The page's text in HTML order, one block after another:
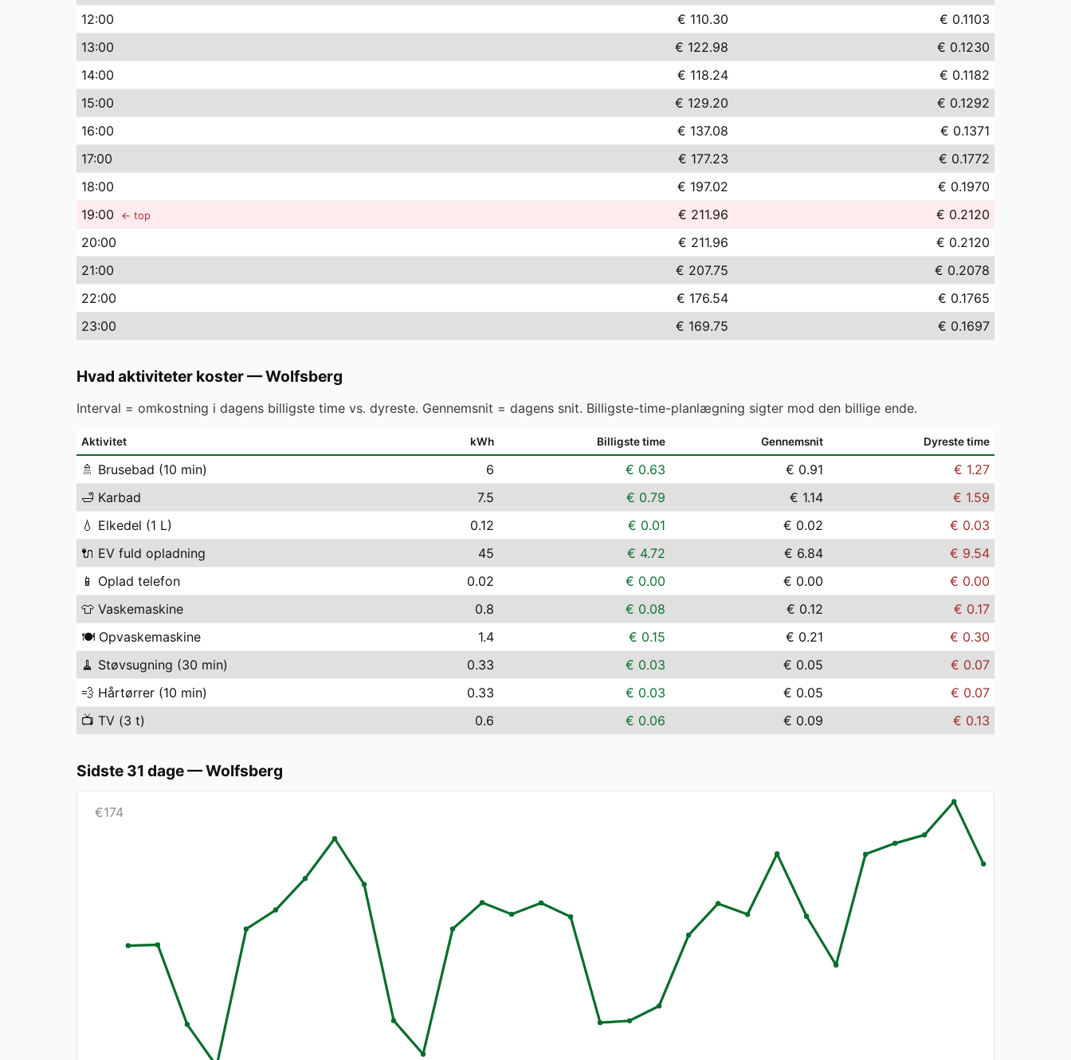
12:00 € 110.30
€ 0.1103
13:00 € 122.98
€ 0.1230
14:00 € 118.24
€ 0.1182
15:00 € 129.20
€ 0.1292
16:00 € 137.08
€ 0.1371
17:00 € 177.23
€ 0.1772
18:00 € 197.02
€ 0.1970
19:00 ← top € 211.96
€ 0.2120
20:00 € 211.96
€ 0.2120
21:00 € 207.75
€ 0.2078
22:00 € 176.54
€ 0.1765
23:00 € 169.75 € 0.1697
Hvad aktiviteter koster—Wolfsberg
Interval = omkostning i dagens billigste time vs. dyreste. Gennemsnit = dagens snit. Billigste-time-planlægning sigter mod den billige ende.
Aktivitet kWh Billigste time Gennemsnit Dyreste time
🚿 Brusebad (10 min) 6 € 0.63 € 0.91
€ 1.27
🛁 Karbad 7.5 € 0.79 € 1.14
€ 1.59
💧 Elkedel (1 L) 0.12 € 0.01 € 0.02
€ 0.03
🔌 EV fuld opladning 45 € 4.72 € 6.84
€ 9.54
📱 Oplad telefon 0.02 € 0.00 € 0.00
€ 0.00
👕 Vaskemaskine 0.8 € 0.08 € 0.12
€ 0.17
🍽️ Opvaskemaskine 1.4 € 0.15 € 0.21
€ 0.30
🧹 Støvsugning (30 min) 0.33 € 0.03 € 0.05
€ 0.07
💨 Hårtørrer (10 min) 0.33 € 0.03 € 0.05
€ 0.07
📺 TV (3 t) 0.6 € 0.06 € 0.09 € 0.13
Sidste 31 dage—Wolfsberg
€174